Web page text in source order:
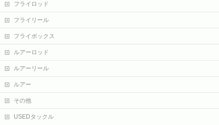
フライロッド
フライリール
フライボックス
ルアーロッド
ルアーリール
ルアー
その他
USEDタックル